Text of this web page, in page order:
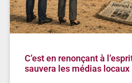
C’est en renonçant à
sauvera les médias locaux